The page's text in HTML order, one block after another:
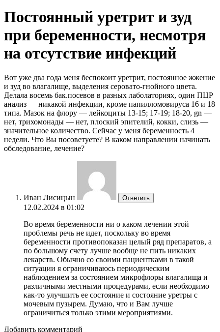
Постоянный уретрит и зуд
при беременности, несмотря
на отсутствие инфекций
Вот уже два года меня беспокоит уретрит, постоянное жжение
и зуд во влагалище, выделения серовато-гнойного цвета.
Делала восемь бак.посевов в разных лаболаториях, один ПЦР
анализ — никакой инфекции, кроме папилломовируса 16 и 18
типа. Мазок на флору — лейкоциты 13-15; 17-19; 18-20, gn —
нет, трихомонады — нет, плоский эпителий, кокки, слизь —
значительное количество. Сейчас у меня беременность 4
недели. Что Вы посоветуете? В каком направлении начинать
обследование, лечение?
Иван Лисицын Ответить
12.02.2024 в 01:02
Во время беременности ни о каком лечении этой
проблемы речь не идет, поскольку во время
беременности противопоказан целый ряд препаратов, а
по большому счету лучше вообще не пить никаких
лекарств. Обычно со своими пациентками в такой
ситуации я ограничиваюсь периодическим
наблюдением за состоянием микрофлоры влагалища и
различными местными процедурами, если необходимо
как-то улучшить ее состояние и состояние уретры с
мочевым пузырем. Думаю, что и Вам лучше
ограничиться только этими мероприятиями.
Добавить комментарий